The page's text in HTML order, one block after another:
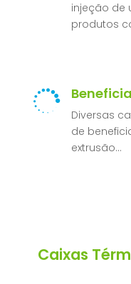
injeção de
produtos

Diversas
de
extrusão…
Caixas